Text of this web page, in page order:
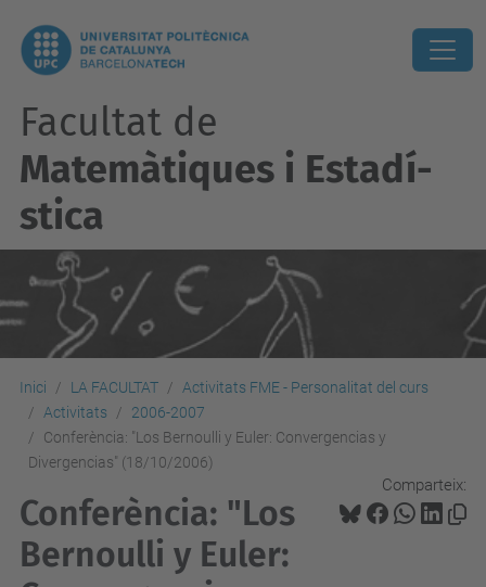
Facultat de
Matemàtiques i Estadí­
stica
Inici LA FACULTAT
Activitats FME - Personalitat del curs
Activitats
2006-2007
Conferència: "Los Bernoulli y Euler: Convergencias y
Divergencias" (18/10/2006)
Comparteix:
Conferència: "Los
Bernoulli y Euler: